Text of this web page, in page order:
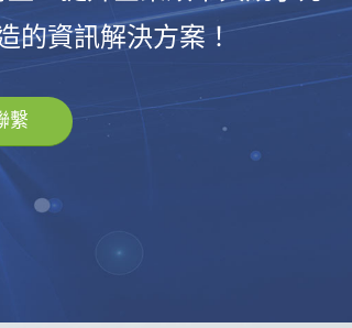
的資訊解決方案！
繫